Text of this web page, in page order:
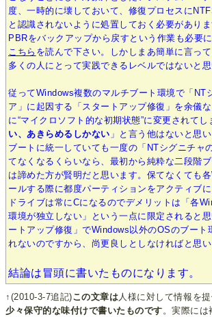
度、一時的に壊しておいて、修復プロセスに
と認識されないように処置しておく必要があり
PBRをバックアップから戻すという作業も必要
こちら を読んで下さい。しかしまあ簡単に言っ
多くの人にとって実践できるレベルではないと思
従ってWindows複数のマルチブート環境で「NT
ア」に起因する「スタートアップ修復」を余儀
に“マイクロソフト的な初期状態”に変更されてし
い、あきらめるしかない 」と言う他はないと思
ブートに統一していても一度の「NTシグニチャ
てなくなるくらいなら、最初から純粋な二段階
は諦めた方が賢明だと思います。保てなくても
ールする際に都度パーティションをアクティブ
ドライブは常にCになるのでデメリットは「各
環境が独立しない」という一点に限定されると
ートアップ修復」でWindows以外のOSのブート
れないのですから、尚更良しとしなければと思い
結論は冒頭に書いたものになります。
↑(2010-3-7追記)この文章は人様に対して情報を
少々保守的な味付けで書いたものです。実際に